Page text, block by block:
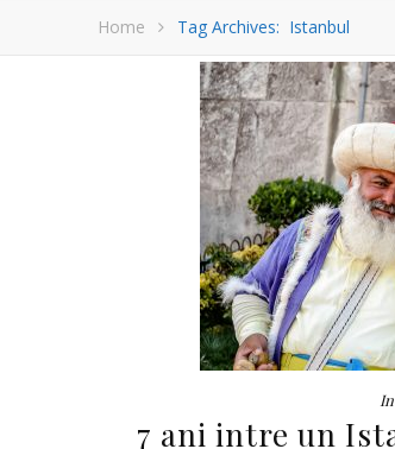
Home Tag Archives: Istanbul
In
7 ani intre un